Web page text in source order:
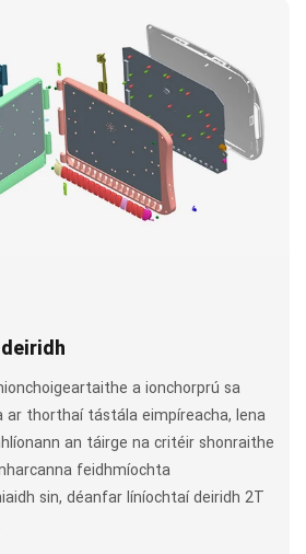
a ionchorprú sa
ar thorthaí tástála eimpíreacha, lena
an táirge na critéir shonraithe
feidhmíochta
sin, déanfar líníochtaí deiridh 2T